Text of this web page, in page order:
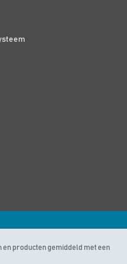
producten gemiddeld met een